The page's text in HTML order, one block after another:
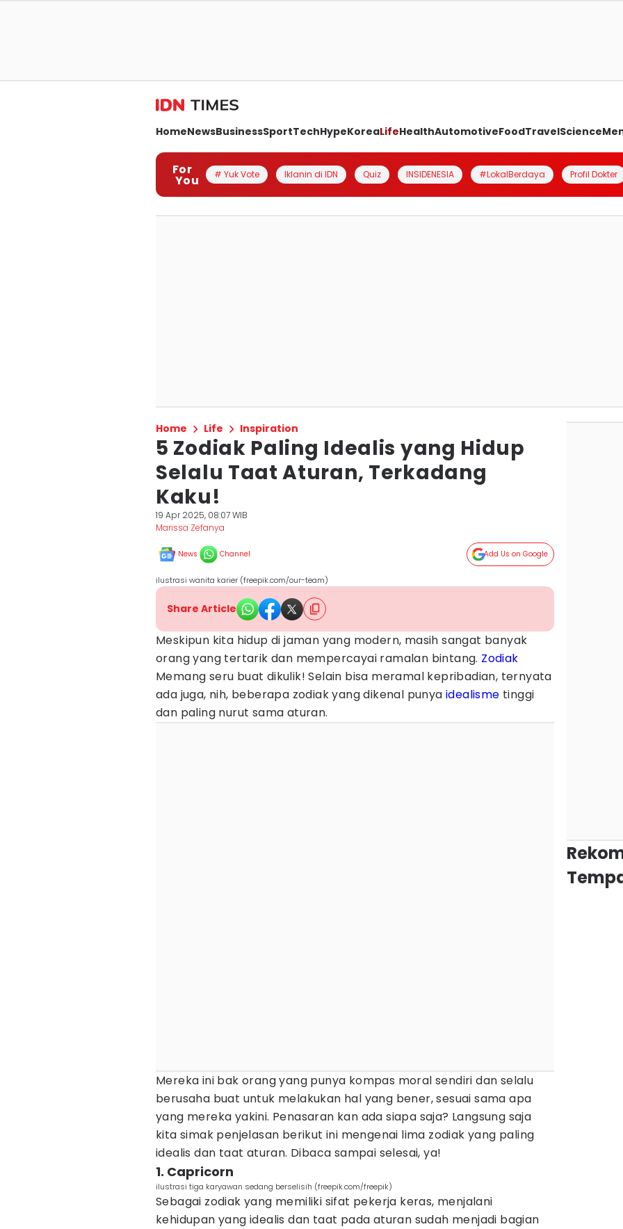
HomeNewsBusinessSportTechHypeKoreaLifeHealthAutomotiveFoodTravelScience
For
You # Yuk Vote Iklanin di IDN Quiz INSIDENESIA #LokalBerdaya Profil Dokter
Home Life Inspiration
5 Zodiak Paling Idealis yang Hidup
Selalu Taat Aturan, Terkadang
Kaku!
19 Apr 2025, 08:07 WIB
Marissa Zefanya
News Channel Add Us on Google
ilustrasi wanita karier (freepik.com/our-team)
Share Article
Meskipun kita hidup di jaman yang modern, masih sangat banyak
orang yang tertarik dan mempercayai ramalan bintang. Zodiak
Memang seru buat dikulik! Selain bisa meramal kepribadian, ternyata
ada juga, nih, beberapa zodiak yang dikenal punya idealisme tinggi
dan paling nurut sama aturan.
Mereka ini bak orang yang punya kompas moral sendiri dan selalu
berusaha buat untuk melakukan hal yang bener, sesuai sama apa
yang mereka yakini. Penasaran kan ada siapa saja? Langsung saja
kita simak penjelasan berikut ini mengenai lima zodiak yang paling
idealis dan taat aturan. Dibaca sampai selesai, ya!
1. Capricorn
ilustrasi tiga karyawan sedang berselisih (freepik.com/freepik)
Sebagai zodiak yang memiliki sifat pekerja keras, menjalani
kehidupan yang idealis dan taat pada aturan sudah menjadi bagian